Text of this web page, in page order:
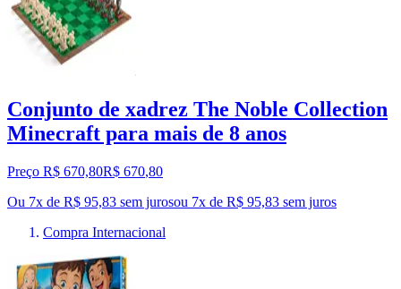
Conjunto de xadrez The Noble Collection
Minecraft para mais de 8 anos
Preço R$ 670,80R$ 670,80
Ou 7x de R$ 95,83 sem jurosou 7x de R$ 95,83 sem juros
Compra Internacional